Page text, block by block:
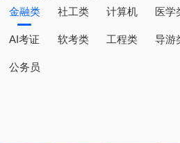
金融类 社工类 计算机 医学
AI考证 软考类 工程类 导游
公务员